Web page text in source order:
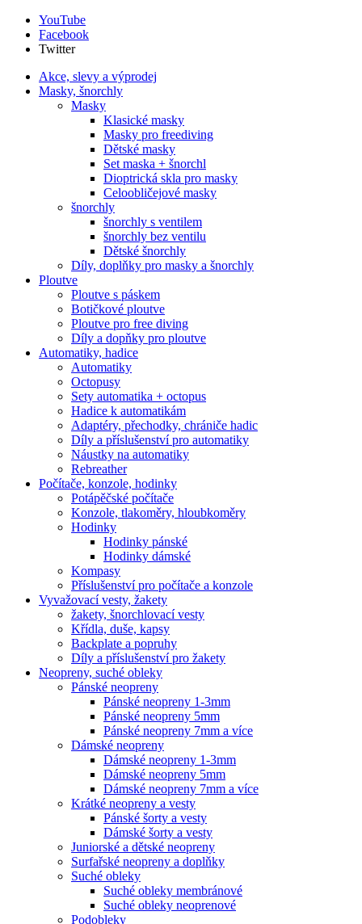
YouTube
Facebook
Twitter
Akce, slevy a výprodej
Masky, šnorchly
Masky
Klasické masky
Masky pro freediving
Dětské masky
Set maska + šnorchl
Dioptrická skla pro masky
Celoobličejové masky
šnorchly
šnorchly s ventilem
šnorchly bez ventilu
Dětské šnorchly
Díly, doplňky pro masky a šnorchly
Ploutve
Ploutve s páskem
Botičkové ploutve
Ploutve pro free diving
Díly a dopňky pro ploutve
Automatiky, hadice
Automatiky
Octopusy
Sety automatika + octopus
Hadice k automatikám
Adaptéry, přechodky, chrániče hadic
Díly a příslušenství pro automatiky
Náustky na automatiky
Rebreather
Počítače, konzole, hodinky
Potápěčské počítače
Konzole, tlakoměry, hloubkoměry
Hodinky
Hodinky pánské
Hodinky dámské
Kompasy
Příslušenství pro počítače a konzole
Vyvažovací vesty, žakety
žakety, šnorchlovací vesty
Křídla, duše, kapsy
Backplate a popruhy
Díly a příslušenství pro žakety
Neopreny, suché obleky
Pánské neopreny
Pánské neopreny 1-3mm
Pánské neopreny 5mm
Pánské neopreny 7mm a více
Dámské neopreny
Dámské neopreny 1-3mm
Dámské neopreny 5mm
Dámské neopreny 7mm a více
Krátké neopreny a vesty
Pánské šorty a vesty
Dámské šorty a vesty
Juniorské a dětské neopreny
Surfařské neopreny a doplňky
Suché obleky
Suché obleky membránové
Suché obleky neoprenové
Podobleky